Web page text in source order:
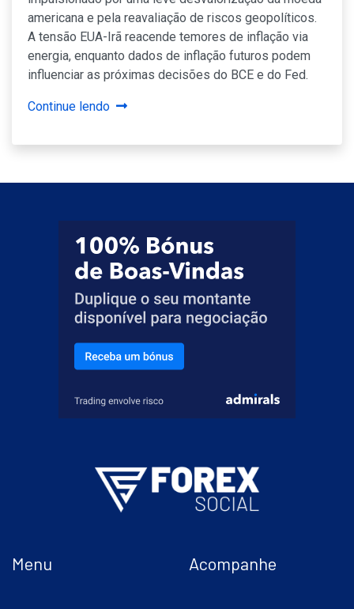
americana e pela reavaliação de riscos geopolíticos.
A tensão EUA-Irã reacende temores de inflação via
energia, enquanto dados de inflação futuros podem
influenciar as próximas decisões do BCE e do Fed.
Continue lendo
Menu Acompanhe